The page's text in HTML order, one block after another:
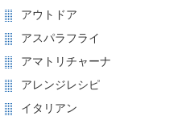
アウトドア
アスパラフライ
アマトリチャーナ
アレンジレシピ
イタリアン